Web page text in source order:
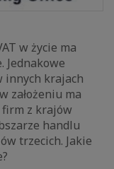
w życie ma
Jednakowe
innych krajach
założeniu ma
firm z krajów
handlu
trzecich. Jakie